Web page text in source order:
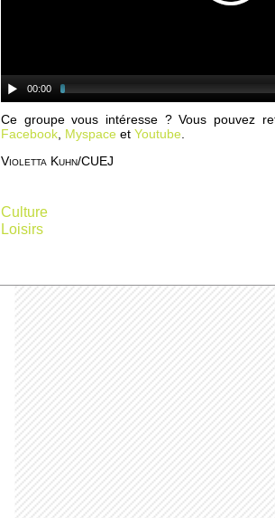
00:00
Ce groupe vous intéresse ? Vous pouvez
Facebook, Myspace et Youtube.
Violetta Kuhn/CUEJ
Culture
Loisirs